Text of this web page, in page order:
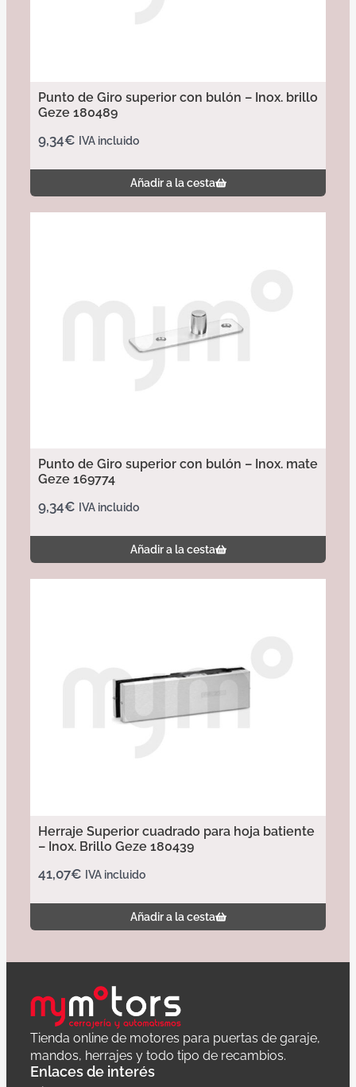
Punto de Giro superior con bulón – Inox. brillo
Geze 180489
9,34€ IVA incluido
Añadir a la cesta
Punto de Giro superior con bulón – Inox. mate
Geze 169774
9,34€ IVA incluido
Añadir a la cesta
Herraje Superior cuadrado para hoja batiente
– Inox. Brillo Geze 180439
41,07€ IVA incluido
Añadir a la cesta
Tienda online de motores para puertas de garaje,
mandos, herrajes y todo tipo de recambios.
Enlaces de interés